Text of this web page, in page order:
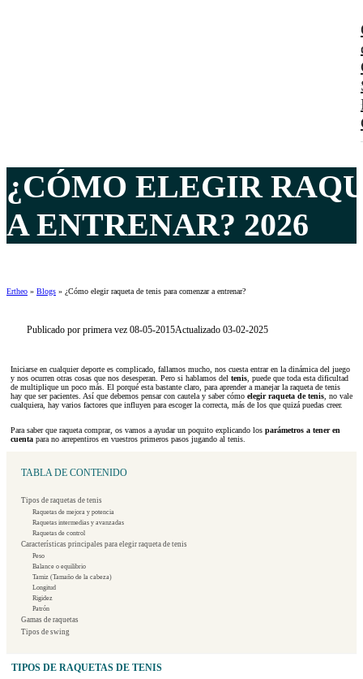
¿CÓMO ELEGIR
A ENTRENAR? 2026
Ertheo » Blogs » ¿Cómo elegir raqueta de tenis para comenzar a entrenar?
Publicado por primera vez 08-05-2015Actualizado 03-02-2025
Iniciarse en cualquier deporte es complicado, fallamos mucho, nos cuesta entrar en la dinámica del juego
y nos ocurren otras cosas que nos desesperan. Pero si hablamos del tenis , puede que toda esta dificultad
de multiplique un poco más. El porqué esta bastante claro, para aprender a manejar la raqueta de tenis
hay que ser pacientes. Así que debemos pensar con cautela y saber cómo elegir raqueta de tenis , no vale
cualquiera, hay varios factores que influyen para escoger la correcta, más de los que quizá puedas creer.
Para saber que raqueta comprar, os vamos a ayudar un poquito explicando los parámetros a tener en
cuenta para no arrepentiros en vuestros primeros pasos jugando al tenis.
TABLA DE CONTENIDO
Tipos de raquetas de tenis
Raquetas de mejora y potencia
Raquetas intermedias y avanzadas
Raquetas de control
Características principales para elegir raqueta de tenis
Peso
Balance o equilibrio
Tamiz (Tamaño de la cabeza)
Longitud
Rigidez
Patrón
Gamas de raquetas
Tipos de swing
TIPOS DE RAQUETAS DE TENIS